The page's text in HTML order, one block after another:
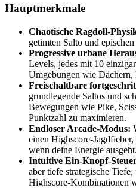
Hauptmerkmale
Chaotische Ragdoll-
getimten Salto und
Progressive urbane
Levels, jedes mit 10
Umgebungen wie Dächern,
Freischaltbare
grundlegende Saltos und
Bewegungen wie Pike,
Punktzahl zu maximieren.
Endloser Arcade-Modus:
einen Highscore-
wenn deine Energie ausgeht.
Intuitive Ein-Knopf-
aber tiefe strategische
Highscore-Kombinationen